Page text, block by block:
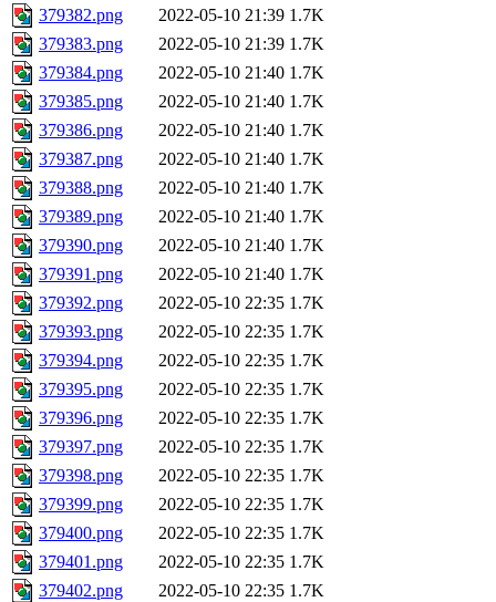
379382.png
2022-05-10 21:39 1.7K
379383.png
2022-05-10 21:39 1.7K
379384.png
2022-05-10 21:40 1.7K
379385.png
2022-05-10 21:40 1.7K
379386.png
2022-05-10 21:40 1.7K
379387.png
2022-05-10 21:40 1.7K
379388.png
2022-05-10 21:40 1.7K
379389.png
2022-05-10 21:40 1.7K
379390.png
2022-05-10 21:40 1.7K
379391.png
2022-05-10 21:40 1.7K
379392.png
2022-05-10 22:35 1.7K
379393.png
2022-05-10 22:35 1.7K
379394.png
2022-05-10 22:35 1.7K
379395.png
2022-05-10 22:35 1.7K
379396.png
2022-05-10 22:35 1.7K
379397.png
2022-05-10 22:35 1.7K
379398.png
2022-05-10 22:35 1.7K
379399.png
2022-05-10 22:35 1.7K
379400.png
2022-05-10 22:35 1.7K
379401.png
2022-05-10 22:35 1.7K
379402.png
2022-05-10 22:35 1.7K